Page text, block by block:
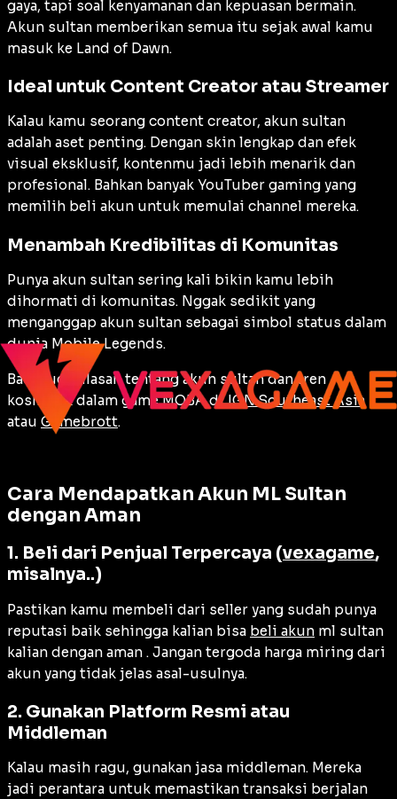
gaya, tapi soal kenyamanan dan kepuasan bermain.
Akun sultan memberikan semua itu sejak awal kamu
masuk ke Land of Dawn.
Ideal untuk Content Creator atau Streamer
Kalau kamu seorang content creator, akun sultan
adalah aset penting. Dengan skin lengkap dan efek
visual eksklusif, kontenmu jadi lebih menarik dan
profesional. Bahkan banyak YouTuber gaming yang
memilih beli akun untuk memulai channel mereka.
Menambah Kredibilitas di Komunitas
Punya akun sultan sering kali bikin kamu lebih
dihormati di komunitas. Nggak sedikit yang
menganggap akun sultan sebagai simbol status dalam
dunia Mobile Legends.
Baca juga ulasan tentang akun sultan dan tren
kosmetik dalam game MOBA diIGN Southeast Asia
atau Gamebrott.
Cara Mendapatkan Akun ML Sultan
dengan Aman
1. Beli dari Penjual Terpercaya (vexagame,
misalnya..)
Pastikan kamu membeli dari seller yang sudah punya
reputasi baik sehingga kalian bisa beli akun ml sultan
kalian dengan aman . Jangan tergoda harga miring dari
akun yang tidak jelas asal-usulnya.
2. Gunakan Platform Resmi atau
Middleman
Kalau masih ragu, gunakan jasa middleman. Mereka
jadi perantara untuk memastikan transaksi berjalan